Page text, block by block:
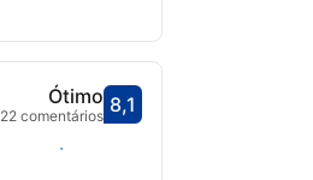
Pontuado com 8,1
8,1
Ótimo
22 comentários
Selecionar datas